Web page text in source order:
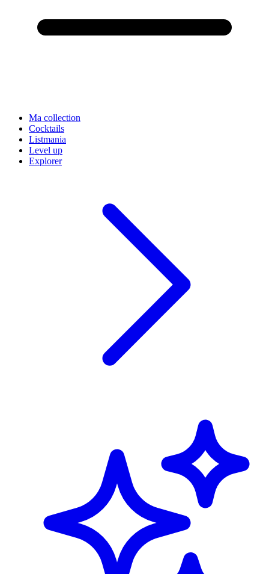
Ma collection
Cocktails
Listmania
Level up
Explorer